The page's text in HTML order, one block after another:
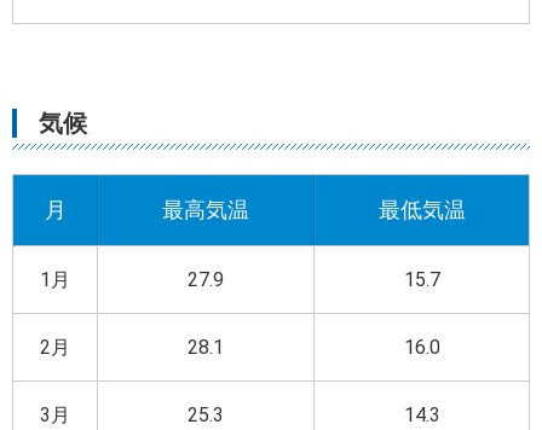
気候
月 最高気温 最低気温
1月 27.9 15.7
2月 28.1 16.0
3月 25.3 14.3